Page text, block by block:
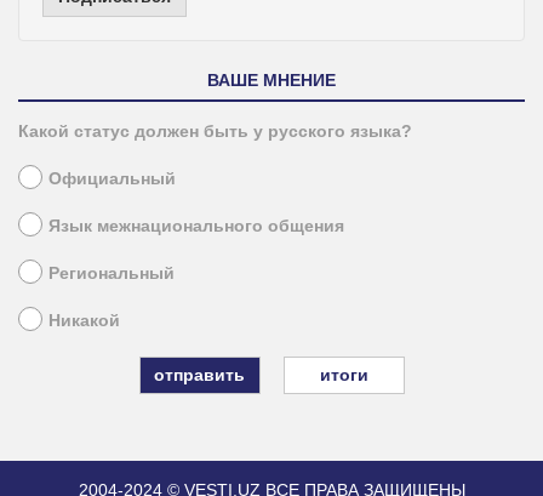
ВАШЕ МНЕНИЕ
Какой статус должен быть у русского языка?
Официальный
Язык межнационального общения
Региональный
Никакой
итоги
2004-2024 © VESTI.UZ ВСЕ ПРАВА ЗАЩИЩЕНЫ